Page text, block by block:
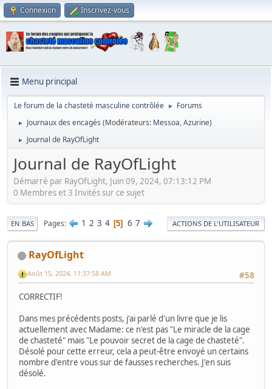
Connexion Inscrivez-vous
Menu principal
Le forum de la chasteté masculine contrôlée ► Forums
► Journaux des encagés (Modérateurs: Messoa,Azurine)
► Journal de RayOfLight
Journal de RayOfLight
Démarré par RayOfLight, Juin 09, 2024, 07:13:12 PM
0 Membres et 3 Invités sur ce sujet
EN BAS Pages 1 2 3 4 5 6 7 ACTIONS DE L'UTILISATEUR
RayOfLight
#58
Août 15, 2024, 11:37:58 AM
CORRECTIF!
Dans mes précédents posts, j'ai parlé d'un livre que je lis
actuellement avec Madame: ce n'est pas "Le miracle de la cage
de chasteté" mais "Le pouvoir secret de la cage de chasteté".
Désolé pour cette erreur, cela a peut-être envoyé un certains
nombre d'entre vous sur de fausses recherches. J'en suis
désolé.